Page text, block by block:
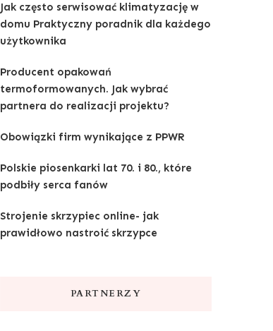
Jak często serwisować klimatyzację w
domu Praktyczny poradnik dla każdego
użytkownika
Producent opakowań
termoformowanych. Jak wybrać
partnera do realizacji projektu?
Obowiązki firm wynikające z PPWR
Polskie piosenkarki lat 70. i 80., które
podbiły serca fanów
Strojenie skrzypiec online- jak
prawidłowo nastroić skrzypce
PARTNERZY